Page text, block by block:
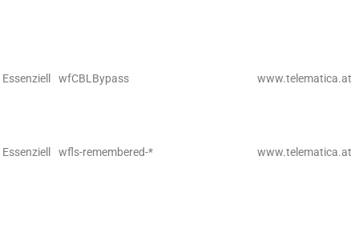
Essenziell wfCBLBypass www.telematica.at
Essenziell wfls-remembered-* www.telematica.at